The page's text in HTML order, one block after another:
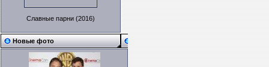
Славные парни (2016)
Новые фото